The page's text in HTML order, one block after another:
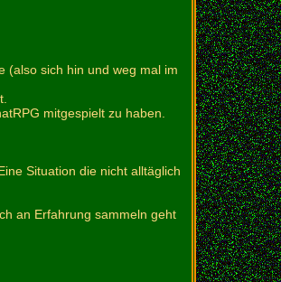
(also sich hin und weg mal im
mitgespielt zu haben.
Situation die nicht alltäglich
an Erfahrung sammeln geht